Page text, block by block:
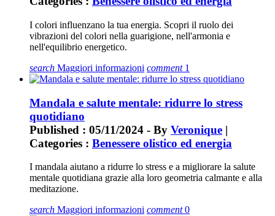
I colori influenzano la tua energia. Scopri il ruolo dei
vibrazioni del colori nella guarigione, nell'armonia e
nell'equilibrio energetico.
search Maggiori informazioni comment1
Mandala e salute mentale: ridurre lo stress
quotidiano
Published : 05/11/2024 - By Veronique |
Categories : Benessere olistico ed energia
I mandala aiutano a ridurre lo stress e a migliorare la salute
mentale quotidiana grazie alla loro geometria calmante e alla
meditazione.
search Maggiori informazioni comment0